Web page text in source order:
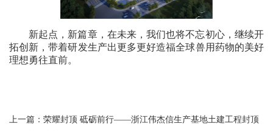
新起点，新篇章，在未来，我们也将不忘初心，继续开
拓创新，带着研发生产出更多更好造福全球兽用药物的美好
理想勇往直前。
上一篇：荣耀封顶 砥砺前行——浙江伟杰信生产基地土建工程封顶